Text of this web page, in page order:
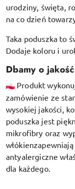
urodziny, święta,
na co dzień
Taka poduszka to
Dodaje koloru i
Dbamy o
Produkt
zamówienie ze
wysokiej jakości,
poduszka jest
mikrofibry oraz
włókien
antyalergiczne
dla każdego.